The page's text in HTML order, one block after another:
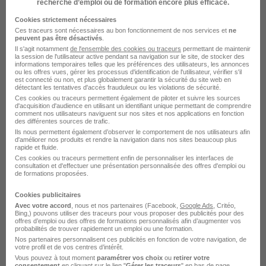
Professeur de Piano au Plessis-
Robinson H/F
Acadomia
Le Plessis-Robinson - 92
CDD
18,75 - 25,25 € / heure
Voir l’offre
il y a 16 jours
Élargissez votre recherche chezAcadomiaou à
recherche d’emploi ou de formation encore plus efficace.
Cookies strictement nécessaires
Ces traceurs sont nécessaires au bon fonctionnement de nos services et ne
peuvent pas être désactivés
Il s'agit notamment de l'ensemble des cookies ou traceurs permettant de maintenir
la session de l'utilisateur active pendant sa navigation sur le site, de stocker des
informations temporaires telles que les préférences des utilisateurs, les annonces
ou les offres vues, gérer les processus d'identification de l'utilisateur, vérifier s'il
est connecté ou non, et plus globalement garantir la sécurité du site web en
détectant les tentatives d'accès frauduleux ou les violations de sécurité.
Ces cookies ou traceurs permettent également de piloter et suivre les sources
d'acquisition d'audience en utilisant un identifiant unique permettant de comprendre
comment nos utilisateurs naviguent sur nos sites et nos applications en fonction
des différentes sources de trafic.
Ils nous permettent également d’observer le comportement de nos utilisateurs afin
d'améliorer nos produits et rendre la navigation dans nos sites beaucoup plus
rapide et fluide.
Ces cookies ou traceurs permettent enfin de personnaliser les interfaces de
consultation et d'effectuer une présentation personnalisée des offres d'emploi ou
de formations proposées.
Cookies publicitaires
Avec votre accord , nous et nos partenaires (Facebook, Google Ads , Critéo,
Bing,) pouvons utiliser des traceurs pour vous proposer des publicités pour des
offres d’emploi ou des offres de formations personnalisés afin d’augmenter vos
probabilités de trouver rapidement un emploi ou une formation.
Nos partenaires personnalisent ces publicités en fonction de votre navigation, de
votre profil et de vos centres d’intérêt.
Vous pouvez à tout moment paramétrer vos choix ou retirer votre